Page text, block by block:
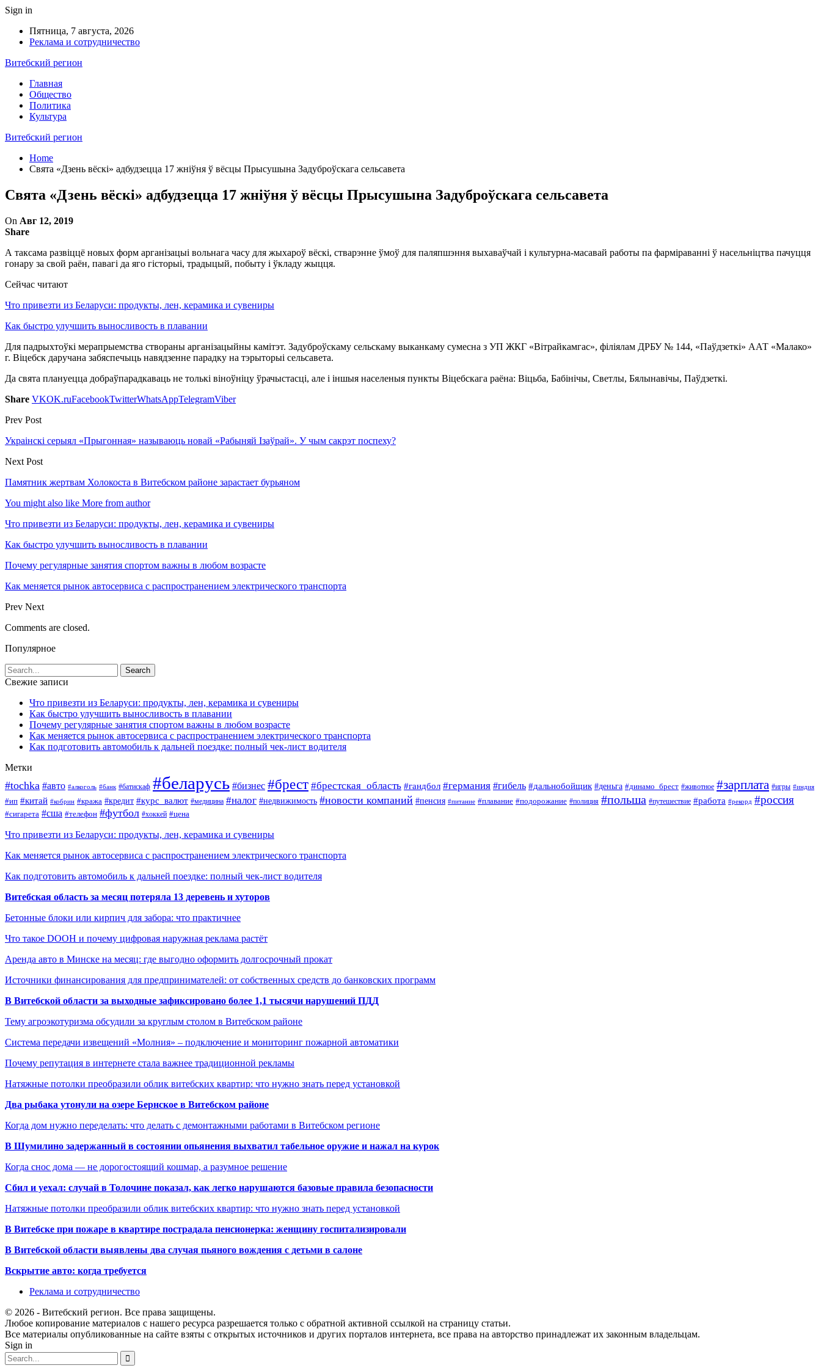
Sign in
Пятница, 7 августа, 2026
Реклама и сотрудничество
Витебский регион
Главная
Общество
Политика
Культура
Витебский регион
Home
Свята «Дзень вёскі» адбудзецца 17 жніўня ў вёсцы Прысушына Задуброўскага сельсавета
Свята «Дзень вёскі» адбудзецца 17 жніўня ў вёсцы Прысушына Задуброўскага сельсавета
On Авг 12, 2019
Share
А таксама развіццё новых форм арганізацыі вольнага часу для жыхароў вёскі, стварэнне ўмоў для паляпшэння выхаваўчай і культурна-масавай работы па фарміраванні ў насельніцтва пачуцця
гонару за свой раён, павагі да яго гісторыі, традыцый, побыту і ўкладу жыцця.
Сейчас читают
Что привезти из Беларуси: продукты, лен, керамика и сувениры
Как быстро улучшить выносливость в плавании
Для падрыхтоўкі мерапрыемства створаны арганізацыйны камітэт. Задуброўскаму сельскаму выканкаму сумесна з УП ЖКГ «Вітрайкамгас», філіялам ДРБУ № 144, «Паўдзеткі» ААТ «Малако»
г. Віцебск даручана забяспечыць навядзенне парадку на тэрыторыі сельсавета.
Да свята плануецца добраўпарадкаваць не толькі віноўніцу ўрачыстасці, але і іншыя населеныя пункты Віцебскага раёна: Віцьба, Бабінічы, Светлы, Бялынавічы, Паўдзеткі.
Share VKOK.ruFacebookTwitterWhatsAppTelegramViber
Prev Post
Украінскі серыял «Прыгонная» называюць новай «Рабыняй Ізаўрай». У чым сакрэт поспеху?
Next Post
Памятник жертвам Холокоста в Витебском районе зарастает бурьяном
You might also like More from author
Что привезти из Беларуси: продукты, лен, керамика и сувениры
Как быстро улучшить выносливость в плавании
Почему регулярные занятия спортом важны в любом возрасте
Как меняется рынок автосервиса с распространением электрического транспорта
Prev Next
Comments are closed.
Популярное
Свежие записи
Что привезти из Беларуси: продукты, лен, керамика и сувениры
Как быстро улучшить выносливость в плавании
Почему регулярные занятия спортом важны в любом возрасте
Как меняется рынок автосервиса с распространением электрического транспорта
Как подготовить автомобиль к дальней поездке: полный чек-лист водителя
Метки
#tochka #авто #алкоголь #банк #батискаф #беларусь #бизнес #брест #брестская_область #гандбол #германия #гибель #дальнобойщик #деньга #динамо_брест #животное #зарплата #игры #индия
#ип #китай #кобрин #кража #кредит #курс_валют #медицина #налог #недвижимость #новости компаний #пенсия #питание #плавание #подорожание #полиция #польша #путешествие #работа #рекорд #россия
#сигарета #сша #телефон #футбол #хоккей #цена
Что привезти из Беларуси: продукты, лен, керамика и сувениры
Как меняется рынок автосервиса с распространением электрического транспорта
Как подготовить автомобиль к дальней поездке: полный чек-лист водителя
Витебская область за месяц потеряла 13 деревень и хуторов
Бетонные блоки или кирпич для забора: что практичнее
Что такое DOOH и почему цифровая наружная реклама растёт
Аренда авто в Минске на месяц: где выгодно оформить долгосрочный прокат
Источники финансирования для предпринимателей: от собственных средств до банковских программ
В Витебской области за выходные зафиксировано более 1,1 тысячи нарушений ПДД
Тему агроэкотуризма обсудили за круглым столом в Витебском районе
Система передачи извещений «Молния» – подключение и мониторинг пожарной автоматики
Почему репутация в интернете стала важнее традиционной рекламы
Натяжные потолки преобразили облик витебских квартир: что нужно знать перед установкой
Два рыбака утонули на озере Бернское в Витебском районе
Когда дом нужно переделать: что делать с демонтажными работами в Витебском регионе
В Шумилино задержанный в состоянии опьянения выхватил табельное оружие и нажал на курок
Когда снос дома — не дорогостоящий кошмар, а разумное решение
Сбил и уехал: случай в Толочине показал, как легко нарушаются базовые правила безопасности
Натяжные потолки преобразили облик витебских квартир: что нужно знать перед установкой
В Витебске при пожаре в квартире пострадала пенсионерка: женщину госпитализировали
В Витебской области выявлены два случая пьяного вождения с детьми в салоне
Вскрытие авто: когда требуется
Реклама и сотрудничество
© 2026 - Витебский регион. Все права защищены.
Любое копирование материалов с нашего ресурса разрешается только с обратной активной ссылкой на страницу статьи.
Все материалы опубликованные на сайте взяты с открытых источников и других порталов интернета, все права на авторство принадлежат их законным владельцам.
Sign in